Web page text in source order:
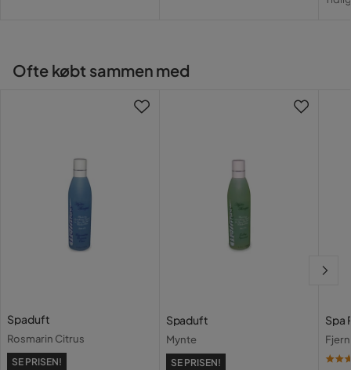
Ofte købt sammen med
Spaduft
Rosmarin Citrus
SE PRISEN!
Spaduft
Mynte
SE PRISEN!
Spa